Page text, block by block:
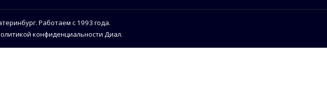
Работаем с 1993 года.
конфиденциальности Диал.